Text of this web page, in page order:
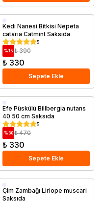
Saksıda
Kedi Nanesi Bitkisi Nepeta
cataria Catmint Saksıda
5
%15 ₺ 390
₺ 330
Sepete Ekle
Saksıda
Efe Püskülü Billbergia nutans
40 50 cm Saksıda
5
%30 ₺ 470
₺ 330
Sepete Ekle
Saksıda
Çim Zambağı Liriope muscari
Saksıda